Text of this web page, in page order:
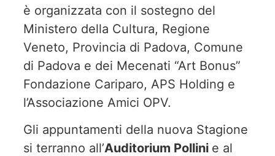
è organizzata con il sostegno del
Ministero della Cultura, Regione
Veneto, Provincia di Padova, Comune
di Padova e dei Mecenati “Art Bonus”
Fondazione Cariparo, APS Holding e
l’Associazione Amici OPV.
Gli appuntamenti della nuova Stagione
si terranno all’Auditorium Pollini e al